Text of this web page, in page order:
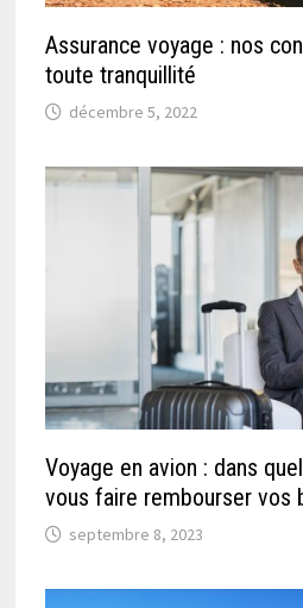
Assurance voyage : nos
toute tranquillité
décembre 5, 2022
Voyage en avion : dans
vous faire rembourser vos
septembre 8, 2023